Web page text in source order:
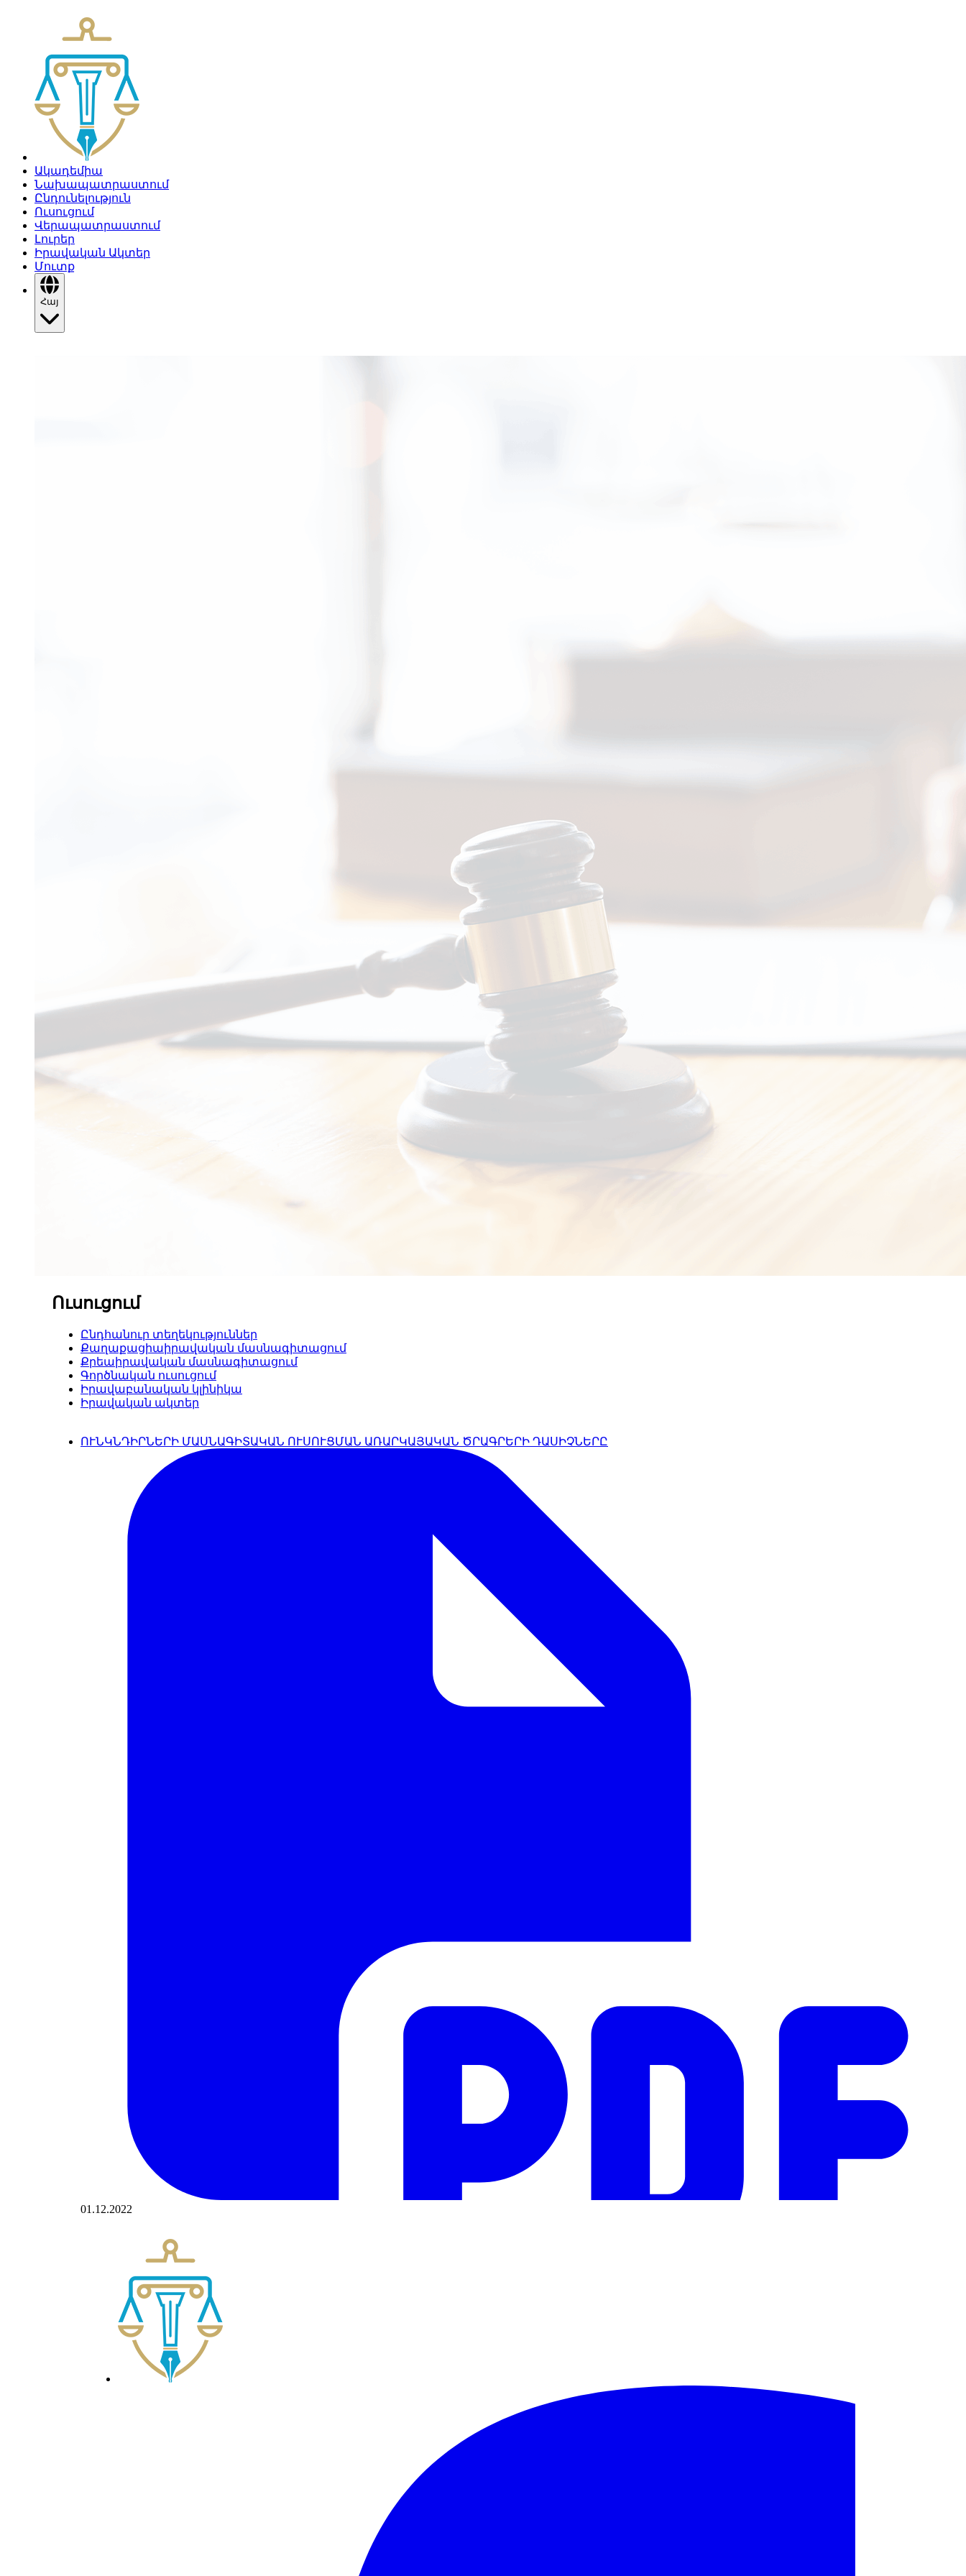
Ակադեմիա
Նախապատրաստում
Ընդունելություն
Ուսուցում
Վերապատրաստում
Լուրեր
Իրավական Ակտեր
Մուտք
Հայ
Ուսուցում
Ընդհանուր տեղեկություններ
Քաղաքացիաիրավական մասնագիտացում
Քրեաիրավական մասնագիտացում
Գործնական ուսուցում
Իրավաբանական կլինիկա
Իրավական ակտեր
ՈՒՆԿՆԴԻՐՆԵՐԻ ՄԱՍՆԱԳԻՏԱԿԱՆ ՈՒՍՈՒՑՄԱՆ ԱՌԱՐԿԱՅԱԿԱՆ ԾՐԱԳՐԵՐԻ ԴԱՍԻՉՆԵՐԸ
01.12.2022